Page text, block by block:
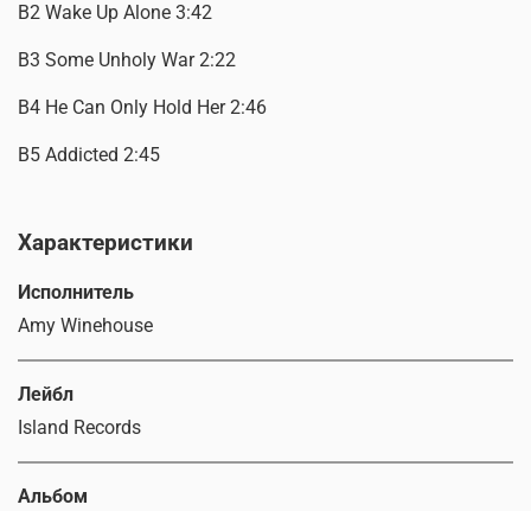
B2 Wake Up Alone 3:42
B3 Some Unholy War 2:22
B4 He Can Only Hold Her 2:46
B5 Addicted 2:45
Характеристики
Исполнитель
Amy Winehouse
Лейбл
Island Records
Альбом